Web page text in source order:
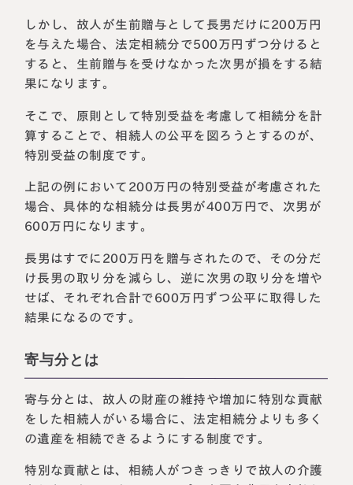
しかし、故人が生前贈与として長男だけに200万円
を与えた場合、法定相続分で500万円ずつ分けると
すると、生前贈与を受けなかった次男が損をする結
果になります。
そこで、原則として特別受益を考慮して相続分を計
算することで、相続人の公平を図ろうとするのが、
特別受益の制度です。
上記の例において200万円の特別受益が考慮された
場合、具体的な相続分は長男が400万円で、次男が
600万円になります。
長男はすでに200万円を贈与されたので、その分だ
け長男の取り分を減らし、逆に次男の取り分を増や
せば、それぞれ合計で600万円ずつ公平に取得した
結果になるのです。
寄与分とは
寄与分とは、故人の財産の維持や増加に特別な貢献
をした相続人がいる場合に、法定相続分よりも多く
の遺産を相続できるようにする制度です。
特別な貢献とは、相続人がつきっきりで故人の介護